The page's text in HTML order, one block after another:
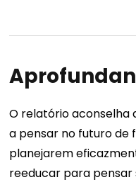
O relatório aconselha
a pensar no futuro
planejarem
reeducar para